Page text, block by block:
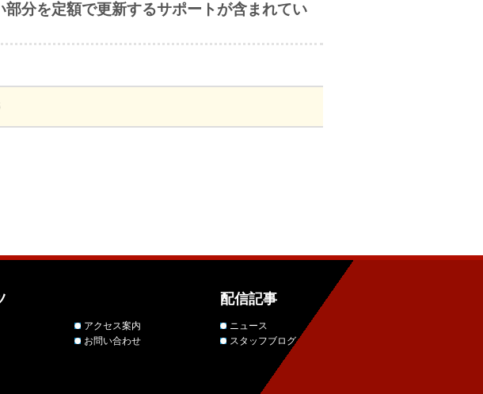
分を定額で更新するサポートが含まれてい
アクセス案内
お問い合わせ
配信記事
ニュース
スタッフブログ